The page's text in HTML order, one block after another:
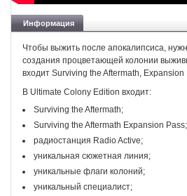
Информация
Чтобы выжить после апокалипсиса,
создания процветающей колонии
входит Surviving the Aftermath,
В Ultimate Colony Edition входит:
Surviving the Aftermath;
Surviving the Aftermath Expansion Pass;
радиостанция Radio Active;
уникальная сюжетная линия;
уникальные флаги колоний;
уникальный специалист;